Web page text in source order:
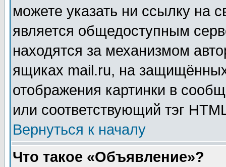
можете указать ни ссылку на
является общедоступным
находятся за механизмом
ящиках mail.ru, на
отображения картинки в
или соответствующий тэг
Вернуться к началу
Что такое «Объявление»?